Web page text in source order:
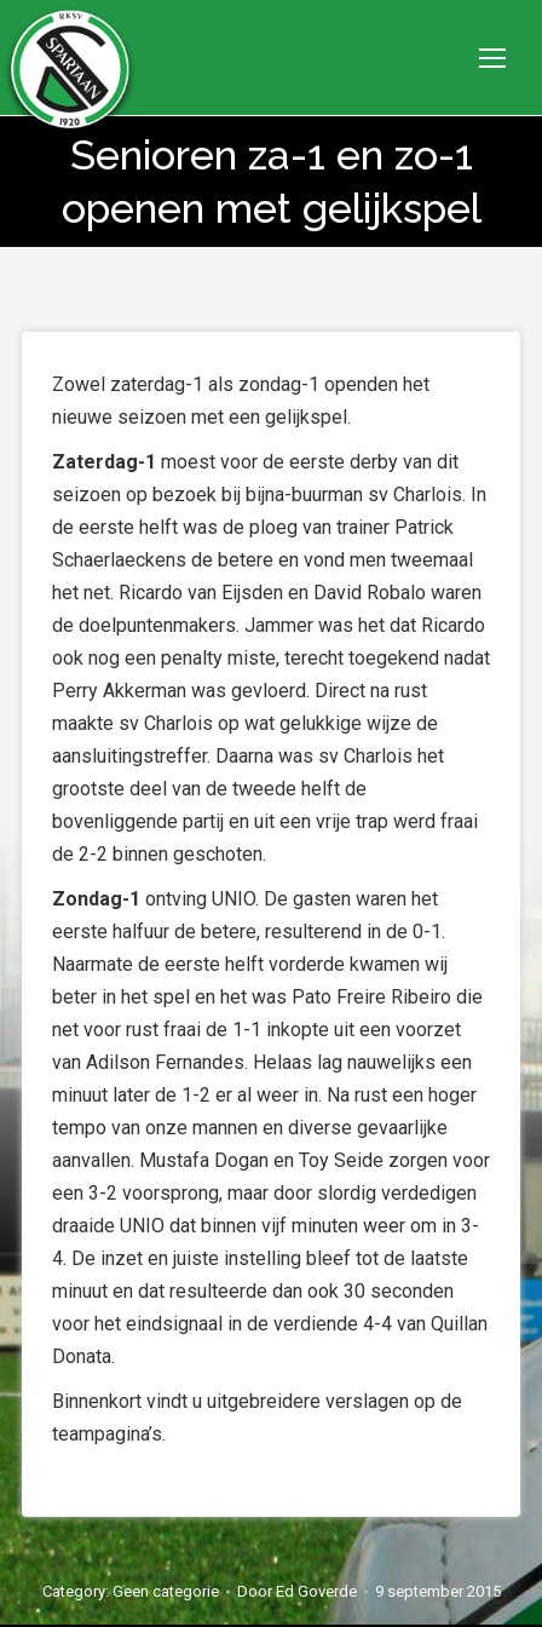
Senioren za-1 en zo-1
openen met gelijkspel
Zowel zaterdag-1 als zondag-1 openden het
nieuwe seizoen met een gelijkspel.
Zaterdag-1 moest voor de eerste derby van dit
seizoen op bezoek bij bijna-buurman sv Charlois. In
de eerste helft was de ploeg van trainer Patrick
Schaerlaeckens de betere en vond men tweemaal
het net. Ricardo van Eijsden en David Robalo waren
de doelpuntenmakers. Jammer was het dat Ricardo
ook nog een penalty miste, terecht toegekend nadat
Perry Akkerman was gevloerd. Direct na rust
maakte sv Charlois op wat gelukkige wijze de
aansluitingstreffer. Daarna was sv Charlois het
grootste deel van de tweede helft de
bovenliggende partij en uit een vrije trap werd fraai
de 2-2 binnen geschoten.
Zondag-1 ontving UNIO. De gasten waren het
eerste halfuur de betere, resulterend in de 0-1.
Naarmate de eerste helft vorderde kwamen wij
beter in het spel en het was Pato Freire Ribeiro die
net voor rust fraai de 1-1 inkopte uit een voorzet
van Adilson Fernandes. Helaas lag nauwelijks een
minuut later de 1-2 er al weer in. Na rust een hoger
tempo van onze mannen en diverse gevaarlijke
aanvallen. Mustafa Dogan en Toy Seide zorgen voor
een 3-2 voorsprong, maar door slordig verdedigen
draaide UNIO dat binnen vijf minuten weer om in 3-
4. De inzet en juiste instelling bleef tot de laatste
minuut en dat resulteerde dan ook 30 seconden
voor het eindsignaal in de verdiende 4-4 van Quillan
Donata.
Binnenkort vindt u uitgebreidere verslagen op de
teampagina’s.
Category:Geen categorie DoorEd Goverde 9 september 2015